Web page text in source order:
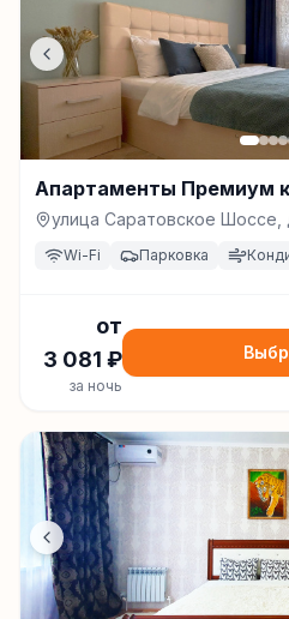
Апартаменты Премиум
улица Саратовское Шоссе,
Wi-Fi Парковка
от
3 081 ₽
за ночь